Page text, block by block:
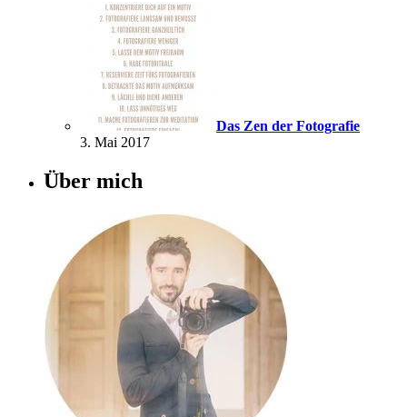
Das Zen der Fotografie
3. Mai 2017
Über mich